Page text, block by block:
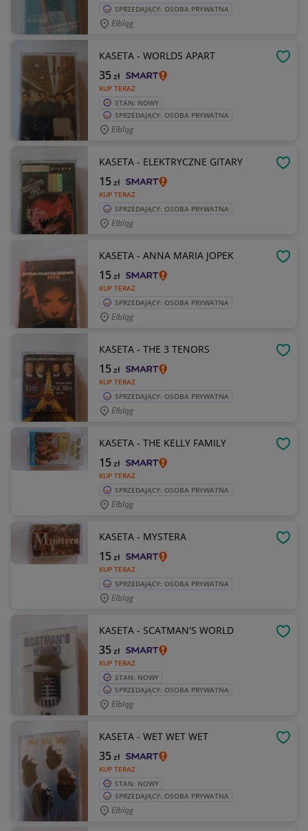
SPRZEDAJĄCY: OSOBA PRYWATNA
Elbląg
KASETA - WORLDS APART
KUP TERAZ
35zł
STAN: NOWY
SPRZEDAJĄCY: OSOBA PRYWATNA
Elbląg
KASETA - ELEKTRYCZNE GITARY
KUP TERAZ
15zł
SPRZEDAJĄCY: OSOBA PRYWATNA
Elbląg
KASETA - ANNA MARIA JOPEK
KUP TERAZ
15zł
SPRZEDAJĄCY: OSOBA PRYWATNA
Elbląg
KASETA - THE 3 TENORS
KUP TERAZ
15zł
SPRZEDAJĄCY: OSOBA PRYWATNA
Elbląg
KASETA - THE KELLY FAMILY
KUP TERAZ
15zł
SPRZEDAJĄCY: OSOBA PRYWATNA
Elbląg
KASETA - MYSTERA
KUP TERAZ
15zł
SPRZEDAJĄCY: OSOBA PRYWATNA
Elbląg
KASETA - SCATMAN'S WORLD
KUP TERAZ
35zł
STAN: NOWY
SPRZEDAJĄCY: OSOBA PRYWATNA
Elbląg
KASETA - WET WET WET
KUP TERAZ
35zł
STAN: NOWY
SPRZEDAJĄCY: OSOBA PRYWATNA
Elbląg